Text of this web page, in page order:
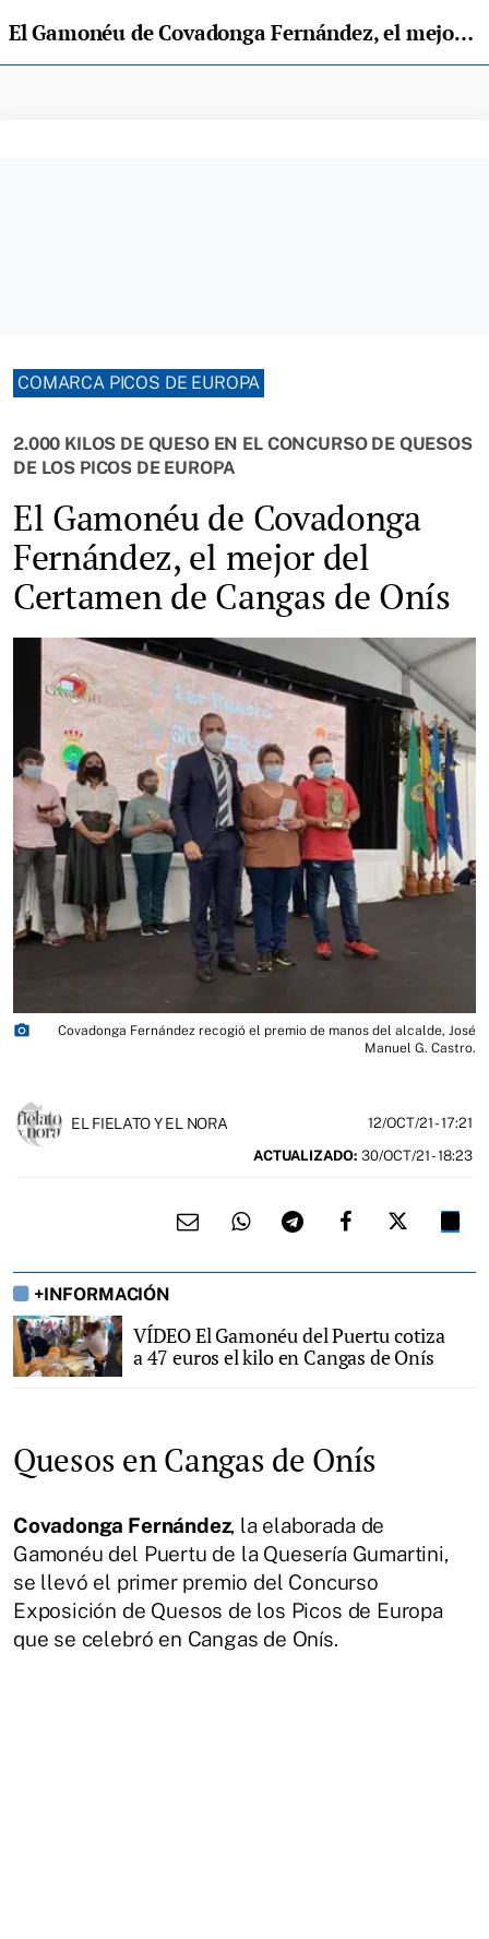
El Gamonéu de Covadonga Fernández, el mejor del Certamen de Cangas de Onís
COMARCA PICOS DE EUROPA
2.000 KILOS DE QUESO EN EL CONCURSO DE QUESOS
DE LOS PICOS DE EUROPA
El Gamonéu de Covadonga
Fernández, el mejor del
Certamen de Cangas de Onís
photo_camera
Covadonga Fernández recogió el premio de manos del alcalde, José
Manuel G. Castro.
EL FIELATO Y EL NORA 12/OCT/21- 17:21
ACTUALIZADO: 30/OCT/21 - 18:23
+INFORMACIÓN
VÍDEO El Gamonéu del Puertu cotiza
a 47 euros el kilo en Cangas de Onís
Quesos en Cangas de Onís
Covadonga Fernández, la elaborada de
Gamonéu del Puertu de la Quesería Gumartini,
se llevó el primer premio del Concurso
Exposición de Quesos de los Picos de Europa
que se celebró en Cangas de Onís.